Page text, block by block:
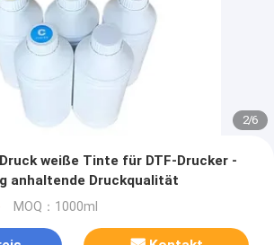
2/6
weiße Tinte für DTF-Drucker -
anhaltende Druckqualität
MOQ：1000ml